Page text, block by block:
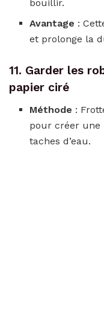
bouillir.
Avantage :
et prolonge la
11. Garder les
papier ciré
Méthode :
pour créer une
taches d’eau.